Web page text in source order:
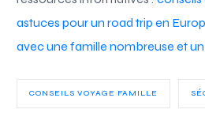
astuces pour un road trip en
avec une famille nombreuse et
CONSEILS VOYAGE FAMILLE